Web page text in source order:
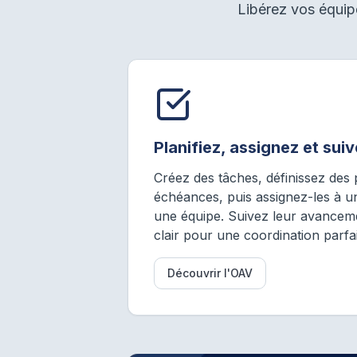
Libérez vos
Planifiez, assignez et
Créez des tâches, définissez des
échéances, puis assignez-les à
une équipe. Suivez leur
clair pour une coordination
Découvrir l'OAV